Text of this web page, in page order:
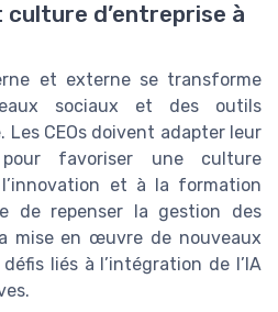
d’entreprise à
et externe se transforme
sociaux et des outils
Les CEOs doivent adapter leur
favoriser une culture
et à la formation
de repenser la gestion des
mise en œuvre de nouveaux
liés à l’intégration de l’IA